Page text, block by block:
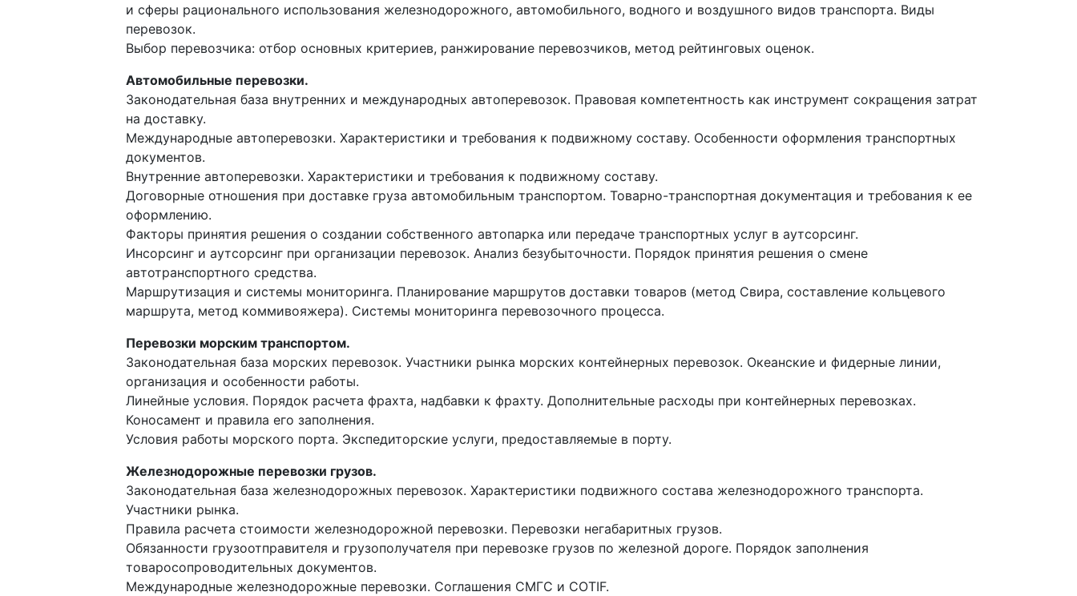
и сферы рационального использования железнодорожного, автомобильного, водного и воздушного видов транспорта. Виды
перевозок.
Выбор перевозчика: отбор основных критериев, ранжирование перевозчиков, метод рейтинговых оценок.
Автомобильные перевозки.
Законодательная база внутренних и международных автоперевозок. Правовая компетентность как инструмент сокращения затрат
на доставку.
Международные автоперевозки. Характеристики и требования к подвижному составу. Особенности оформления транспортных
документов.
Внутренние автоперевозки. Характеристики и требования к подвижному составу.
Договорные отношения при доставке груза автомобильным транспортом. Товарно-транспортная документация и требования к ее
оформлению.
Факторы принятия решения о создании собственного автопарка или передаче транспортных услуг в аутсорсинг.
Инсорсинг и аутсорсинг при организации перевозок. Анализ безубыточности. Порядок принятия решения о смене
автотранспортного средства.
Маршрутизация и системы мониторинга. Планирование маршрутов доставки товаров (метод Свира, составление кольцевого
маршрута, метод коммивояжера). Системы мониторинга перевозочного процесса.
Перевозки морским транспортом.
Законодательная база морских перевозок. Участники рынка морских контейнерных перевозок. Океанские и фидерные линии,
организация и особенности работы.
Линейные условия. Порядок расчета фрахта, надбавки к фрахту. Дополнительные расходы при контейнерных перевозках.
Коносамент и правила его заполнения.
Условия работы морского порта. Экспедиторские услуги, предоставляемые в порту.
Железнодорожные перевозки грузов.
Законодательная база железнодорожных перевозок. Характеристики подвижного состава железнодорожного транспорта.
Участники рынка.
Правила расчета стоимости железнодорожной перевозки. Перевозки негабаритных грузов.
Обязанности грузоотправителя и грузополучателя при перевозке грузов по железной дороге. Порядок заполнения
товаросопроводительных документов.
Международные железнодорожные перевозки. Соглашения СМГС и COTIF.